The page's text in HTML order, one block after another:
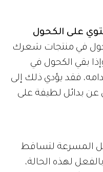
في منتجات شعرك
بقي الكحول في
فقد يؤدي ذلك إلى
عن بدائل لطيفة على
المسرعة لتساقط
لهذه الحالة،